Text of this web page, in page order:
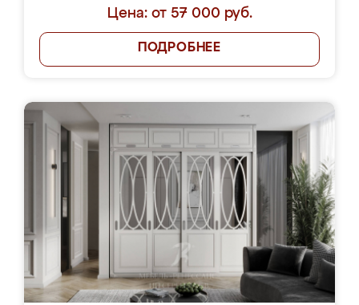
Цена: от 57 000 руб.
ПОДРОБНЕЕ